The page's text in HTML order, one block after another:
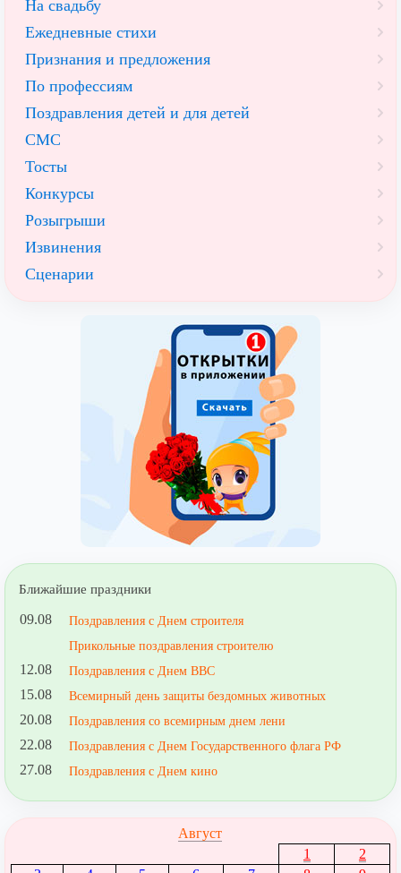
На свадьбу
Ежедневные стихи
Признания и предложения
По профессиям
Поздравления детей и для детей
СМС
Тосты
Конкурсы
Розыгрыши
Извинения
Сценарии
Ближайшие праздники
09.08
Поздравления с Днем строителя
Прикольные поздравления строителю
12.08 Поздравления с Днем ВВС
15.08 Всемирный день защиты бездомных животных
20.08 Поздравления со всемирным днем лени
22.08 Поздравления с Днем Государственного флага РФ
27.08 Поздравления с Днем кино
Август
1
2